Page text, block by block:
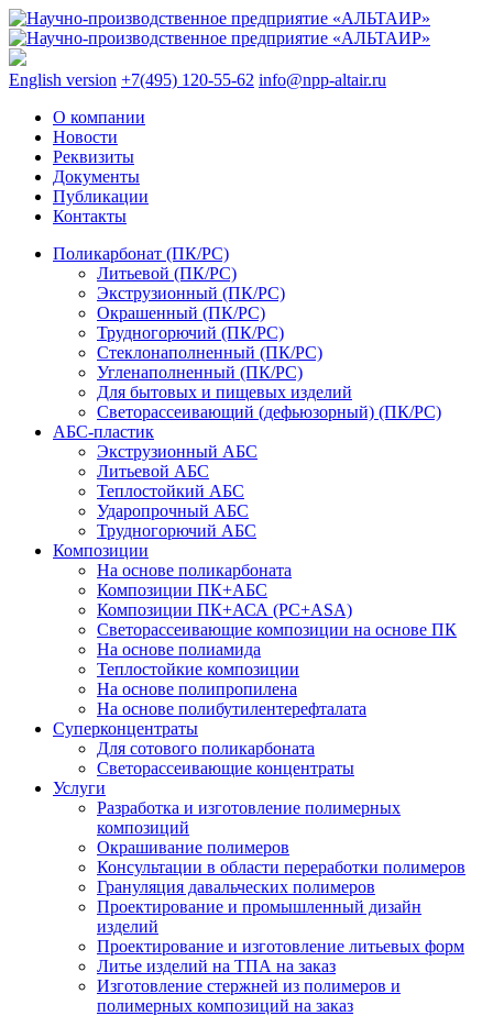
English version +7(495) 120-55-62 info@npp-altair.ru
О компании
Новости
Реквизиты
Документы
Публикации
Контакты
Поликарбонат (ПК/PC)
Литьевой (ПК/PC)
Экструзионный (ПК/PC)
Окрашенный (ПК/PC)
Трудногорючий (ПК/PC)
Стеклонаполненный (ПК/PC)
Угленаполненный (ПК/PC)
Для бытовых и пищевых изделий
Светорассеивающий (дефьюзорный) (ПК/PC)
АБС-пластик
Экструзионный АБС
Литьевой АБС
Теплостойкий АБС
Ударопрочный АБС
Трудногорючий АБС
Композиции
На основе поликарбоната
Композиции ПК+АБС
Композиции ПК+АСА (PC+ASA)
Светорассеивающие композиции на основе ПК
На основе полиамида
Теплостойкие композиции
На основе полипропилена
На основе полибутилентерефталата
Суперконцентраты
Для сотового поликарбоната
Светорассеивающие концентраты
Услуги
Разработка и изготовление полимерных
композиций
Окрашивание полимеров
Консультации в области переработки полимеров
Грануляция давальческих полимеров
Проектирование и промышленный дизайн
изделий
Проектирование и изготовление литьевых форм
Литье изделий на ТПА на заказ
Изготовление стержней из полимеров и
полимерных композиций на заказ